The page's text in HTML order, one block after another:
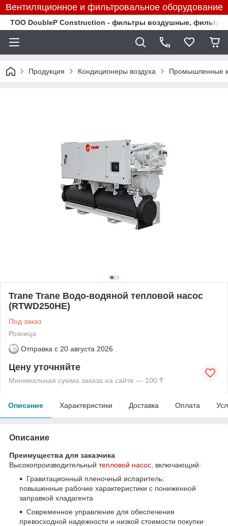
Вентиляционное и фильтровальное оборудование
TOO DoubleP Construction - фильтры воздушные,
Продукция Кондиционеры воздуха Промышленные
Trane Trane Водо-водяной тепловой насос
(RTWD250HE)
Под заказ
Розница
Отправка с 20 августа 2026
Цену уточняйте
Минимальная сумма заказа на сайте — 100 ₸
Описание Характеристики Доставка Оплата
Описание
Преимущества для заказчика
Высокопроизводительный тепловой насос , включающий:
Гравитационный пленочный испаритель:
повышенные рабочие характеристики с пониженной
заправкой хладагента
Современное управление для обеспечения
превосходной надежности и низкой стоимости покупки